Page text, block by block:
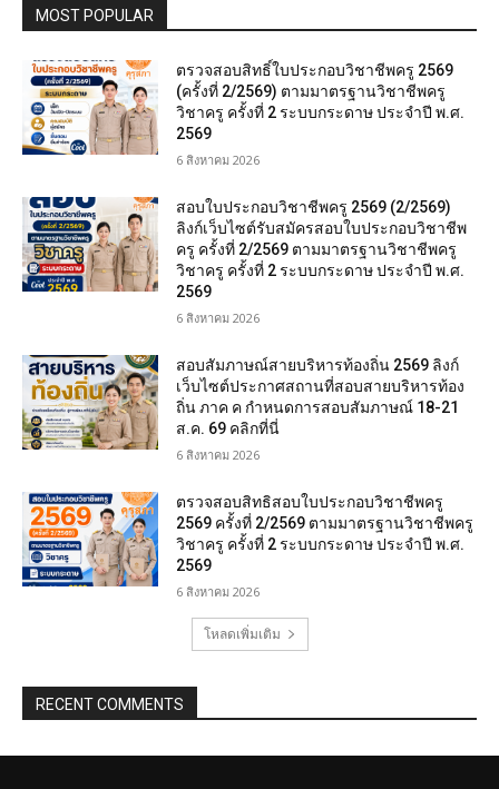
MOST POPULAR
ตรวจสอบสิทธิ์ใบประกอบวิชาชีพครู 2569
(ครั้งที่ 2/2569) ตามมาตรฐานวิชาชีพครู
วิชาครู ครั้งที่ 2 ระบบกระดาษ ประจำปี พ.ศ.
2569
6 สิงหาคม 2026
สอบใบประกอบวิชาชีพครู 2569 (2/2569)
ลิงก์เว็บไซต์รับสมัครสอบใบประกอบวิชาชีพ
ครู ครั้งที่ 2/2569 ตามมาตรฐานวิชาชีพครู
วิชาครู ครั้งที่ 2 ระบบกระดาษ ประจำปี พ.ศ.
2569
6 สิงหาคม 2026
สอบสัมภาษณ์สายบริหารท้องถิ่น 2569 ลิงก์
เว็บไซต์ประกาศสถานที่สอบสายบริหารท้อง
ถิ่น ภาค ค กำหนดการสอบสัมภาษณ์ 18-21
ส.ค. 69 คลิกที่นี่
6 สิงหาคม 2026
ตรวจสอบสิทธิสอบใบประกอบวิชาชีพครู
2569 ครั้งที่ 2/2569 ตามมาตรฐานวิชาชีพครู
วิชาครู ครั้งที่ 2 ระบบกระดาษ ประจำปี พ.ศ.
2569
6 สิงหาคม 2026
โหลดเพิ่มเติม
RECENT COMMENTS